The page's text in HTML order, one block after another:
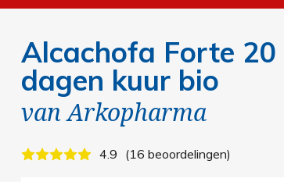
Alcachofa Forte 20
dagen kuur bio
vanArkopharma
4.9 16 beoordelingen